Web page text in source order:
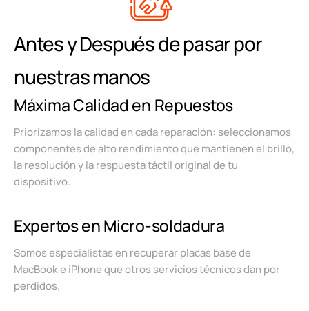
Antes y Después de pasar por
nuestras manos
Máxima Calidad en Repuestos
Priorizamos la calidad en cada reparación: seleccionamos
componentes de alto rendimiento que mantienen el brillo,
la resolución y la respuesta táctil original de tu
dispositivo.
Expertos en Micro-soldadura
Somos especialistas en recuperar placas base de
MacBook e iPhone que otros servicios técnicos dan por
perdidos.